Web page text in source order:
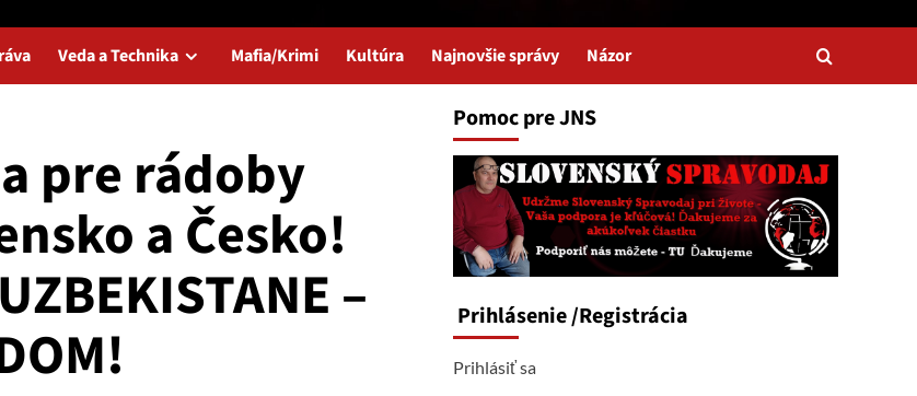
Veda a Technika Mafia/Krimi Kultúra Najnovšie správy Názor
pre rádoby
a Česko!
–
Pomoc pre JNS
Prihlásenie/Registrácia
Prihlásiť sa